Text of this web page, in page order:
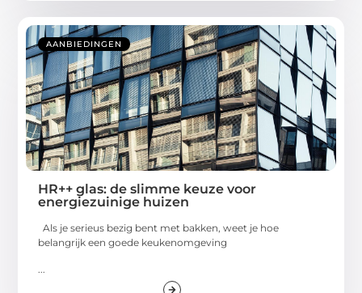
AANBIEDINGEN
HR++ glas: de slimme keuze voor
energiezuinige huizen
Als je serieus bezig bent met bakken, weet je hoe
belangrijk een goede keukenomgeving